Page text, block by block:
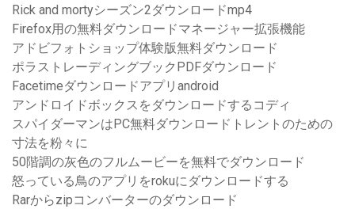
Rick and mortyシーズン2ダウンロードmp4
Firefox用の無料ダウンロードマネージャー拡張機能
アドビフォトショップ体験版無料ダウンロード
ポラストレーディングブックPDFダウンロード
Facetimeダウンロードアプリandroid
アンドロイドボックスをダウンロードするコディ
スパイダーマンはPC無料ダウンロードトレントのための
寸法を粉々に
50階調の灰色のフルムービーを無料でダウンロード
怒っている鳥のアプリをrokuにダウンロードする
Rarからzipコンバーターのダウンロード